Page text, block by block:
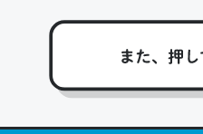
私も3年前ぐらいに祖母の
たいなのでネット環境作っ
回線代ほとんどかからない
https://